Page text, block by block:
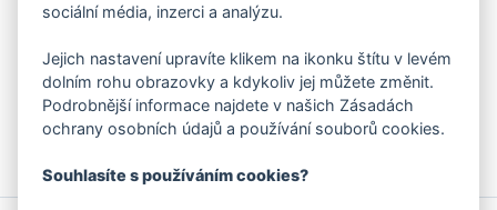
Chcete dostávat do svého mobilu či mailu upozornění na
ankety, pozvánky na kulturní a sportovní akce?
Více informací o aplikaci
sociální média, inzerci a analýzu.
Jejich nastavení upravíte klikem na ikonku štítu v levém
dolním rohu obrazovky a kdykoliv jej můžete změnit.
Podrobnější informace najdete v našich Zásadách
ochrany osobních údajů a používání souborů cookies.
Souhlasíte s používáním cookies?